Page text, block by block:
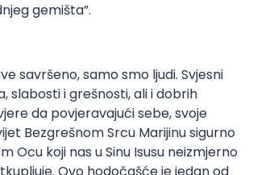
gemišta”.
savršeno, samo smo ljudi. Svjesni
slabosti i grešnosti, ali i dobrih
da povjeravajući sebe, svoje
Bezgrešnom Srcu Marijinu sigurno
Ocu koji nas u Sinu Isusu neizmjerno
Ovo hodočašće je jedan od